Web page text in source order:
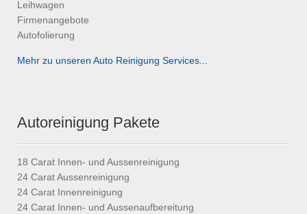
Leihwagen
Firmenangebote
Autofolierung
Mehr zu unseren Auto Reinigung Services...
Autoreinigung Pakete
18 Carat Innen- und Aussenreinigung
24 Carat Aussenreinigung
24 Carat Innenreinigung
24 Carat Innen- und Aussenaufbereitung